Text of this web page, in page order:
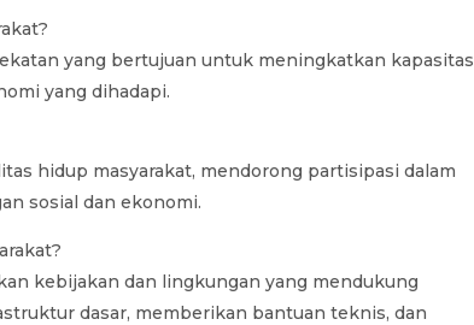
yang bertujuan untuk meningkatkan kapasitas
yang dihadapi.
hidup masyarakat, mendorong partisipasi dalam
sosial dan ekonomi.
kebijakan dan lingkungan yang mendukung
dasar, memberikan bantuan teknis, dan